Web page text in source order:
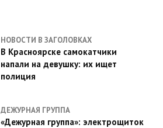
НОВОСТИ В ЗАГОЛОВКАХ
В Красноярске самокатчики
напали на девушку: их ищет
полиция
ДЕЖУРНАЯ ГРУППА
«Дежурная группа»: электрощиток